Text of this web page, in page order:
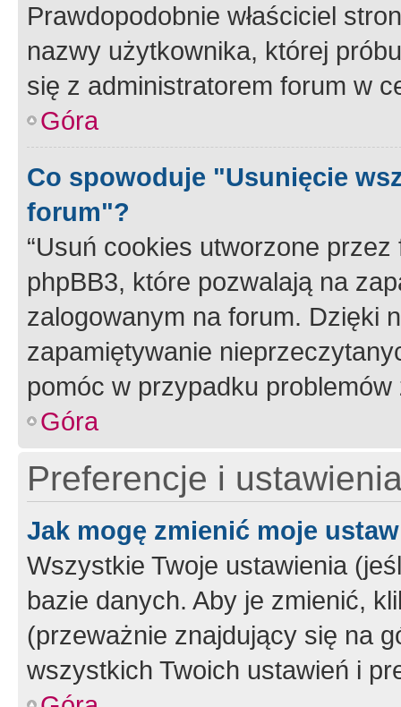
Prawdopodobnie właściciel
nazwy użytkownika, której
się z administratorem forum w
Góra
Co spowoduje "Usunięcie
forum"?
“Usuń cookies utworzone
phpBB3, które pozwalają na
zalogowanym na forum. Dzięki
zapamiętywanie
pomóc w przypadku
Góra
Preferencje i
Jak mogę zmienić moje
Wszystkie Twoje ustawienia
bazie danych. Aby je zmienić,
(przeważnie znajdujący się na
wszystkich Twoich ustawień i